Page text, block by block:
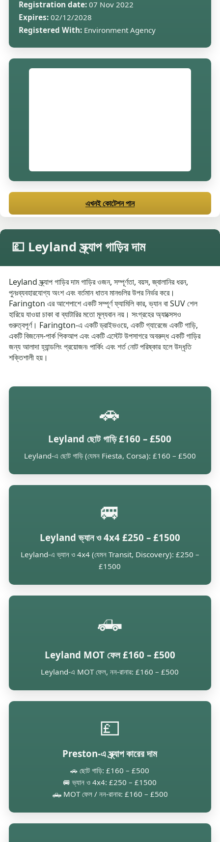
Registration date: 07 Nov 2022
Expires: 02/12/2028
Registered With: Environment Agency
এখনই কোটেশন পান
💷 Leyland স্ক্র্যাপ গাড়ির দাম
Leyland স্ক্র্যাপ গাড়ির দাম গাড়ির ওজন, সম্পূর্ণতা, বয়স, জ্বালানির ধরন,
পুনঃব্যবহারযোগ্য অংশ এবং বর্তমান ধাতব মানগুলির উপর নির্ভর করে।
Farington এর আশেপাশে একটি সম্পূর্ণ ফ্যামিলি কার, ভ্যান বা SUV শেল
হারিয়ে যাওয়া চাকা বা ব্যাটারির মতো মূল্যবান নয়। সংগ্রহের অ্যাক্সেসও
গুরুত্বপূর্ণ। Farington-এ একটি ড্রাইভওয়ে, একটি গ্যারেজে একটি গাড়ি,
একটি বিজনেস-পার্ক পিকআপ এবং একটি এস্টেট উপসাগরে অবরুদ্ধ একটি গাড়ির
জন্য আলাদা হ্যান্ডলিং প্রয়োজন৷ পার্কিং এবং শর্ত নোট পরিষ্কার হলে উদ্ধৃতি
শক্তিশালী হয়।
🚗
Leyland ছোট গাড়ি £160 – £500
Leyland-এ ছোট গাড়ি (যেমন Fiesta, Corsa): £160 – £500
🚐
Leyland ভ্যান ও 4x4 £250 – £1500
Leyland-এ ভ্যান ও 4x4 (যেমন Transit, Discovery): £250 –
£1500
🛻
Leyland MOT ফেল £160 – £500
Leyland-এ MOT ফেল, নন-রানার: £160 – £500
💷
Preston-এ স্ক্র্যাপ কারের দাম
🚗 ছোট গাড়ি: £160 – £500
🚐 ভ্যান ও 4x4: £250 – £1500
🛻 MOT ফেল / নন-রানার: £160 – £500